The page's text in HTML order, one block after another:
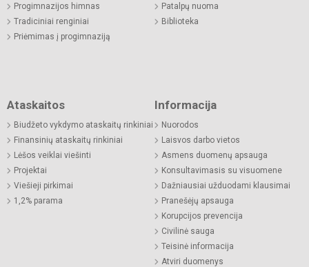
Progimnazijos himnas
Tradiciniai renginiai
Priėmimas į progimnaziją
Patalpų nuoma
Biblioteka
Ataskaitos
Biudžeto vykdymo ataskaitų rinkiniai
Finansinių ataskaitų rinkiniai
Lėšos veiklai viešinti
Projektai
Viešieji pirkimai
1,2% parama
Informacija
Nuorodos
Laisvos darbo vietos
Asmens duomenų apsauga
Konsultavimasis su visuomene
Dažniausiai užduodami klausimai
Pranešėjų apsauga
Korupcijos prevencija
Civilinė sauga
Teisinė informacija
Atviri duomenys